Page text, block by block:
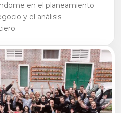
en el planeamiento
y el análisis